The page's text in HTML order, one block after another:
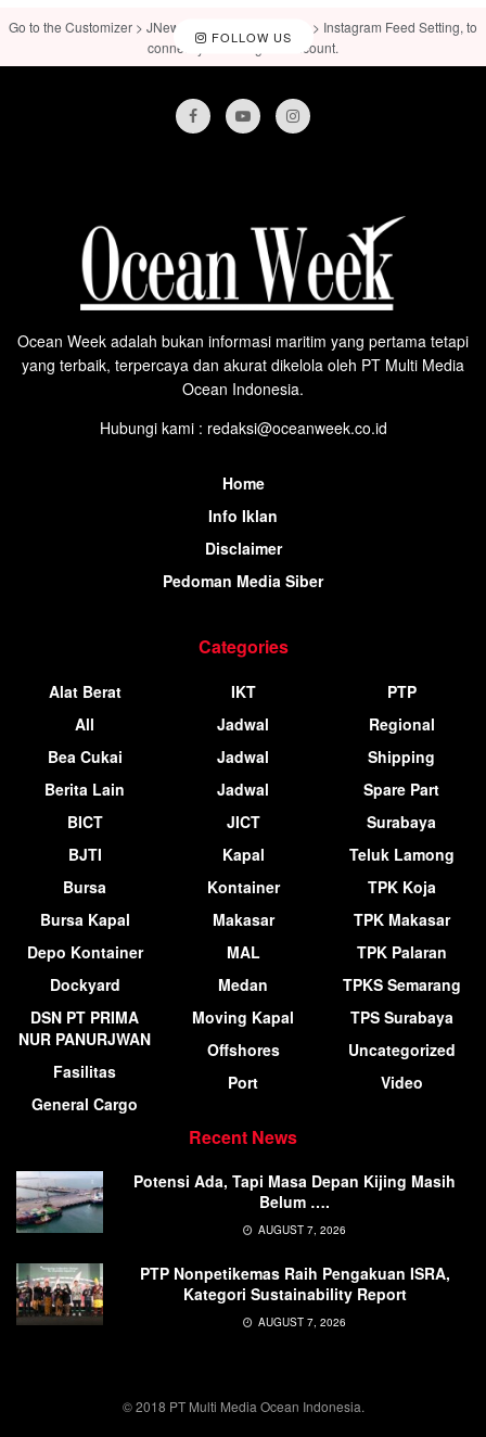
FOLLOW US
Go to the Customizer > JNews : Social, Like & View > Instagram Feed Setting, to
connect your Instagram account.
Ocean Week adalah bukan informasi maritim yang pertama tetapi
yang terbaik, terpercaya dan akurat dikelola oleh PT Multi Media
Ocean Indonesia.
Hubungi kami : redaksi@oceanweek.co.id
Home
Info Iklan
Disclaimer
Pedoman Media Siber
Categories
Alat Berat
All
Bea Cukai
Berita Lain
BICT
BJTI
Bursa
Bursa Kapal
Depo Kontainer
Dockyard
DSN PT PRIMA
NUR PANURJWAN
Fasilitas
General Cargo
IKT
Jadwal
Jadwal
Jadwal
JICT
Kapal
Kontainer
Makasar
MAL
Medan
Moving Kapal
Offshores
Port
PTP
Regional
Shipping
Spare Part
Surabaya
Teluk Lamong
TPK Koja
TPK Makasar
TPK Palaran
TPKS Semarang
TPS Surabaya
Uncategorized
Video
Recent News
Potensi Ada, Tapi Masa Depan Kijing Masih
Belum ….
AUGUST 7, 2026
PTP Nonpetikemas Raih Pengakuan ISRA,
Kategori Sustainability Report
AUGUST 7, 2026
© 2018 PT Multi Media Ocean Indonesia.